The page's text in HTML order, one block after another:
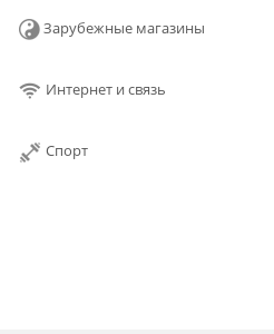
Зарубежные магазины
Интернет и связь
Спорт